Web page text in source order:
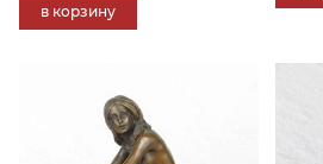
в корзину